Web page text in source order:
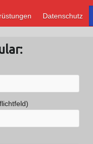
Datenschutz